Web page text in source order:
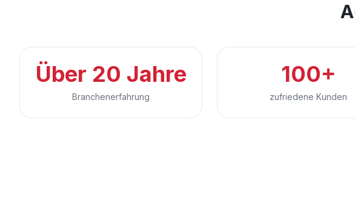
Über 20 Jahre
Branchenerfahrung
100+
zufriedene Kunden